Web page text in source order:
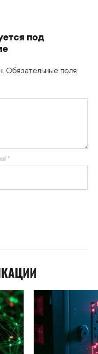
под
Обязательные поля
*